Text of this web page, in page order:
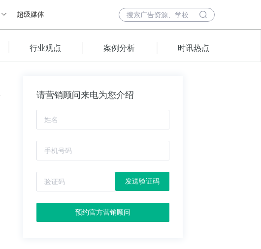
超级媒体
行业观点 案例分析 时讯热点
请营销顾问来电为您介绍
发送验证码
预约官方营销顾问